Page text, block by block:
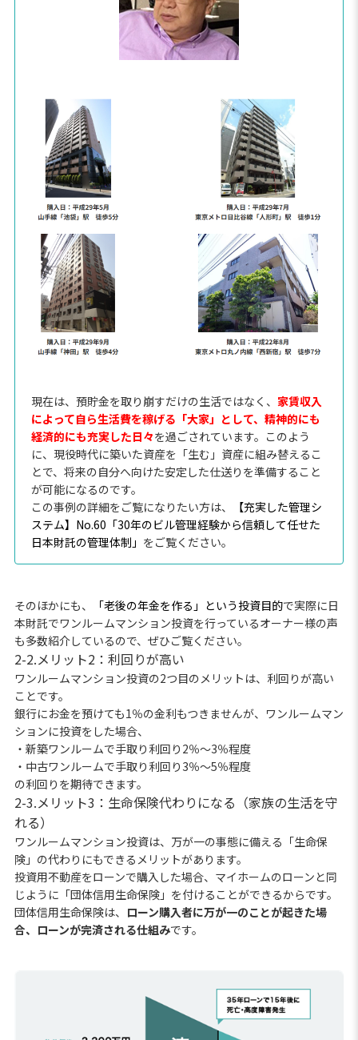
現在は、預貯金を取り崩すだけの生活ではなく、 家賃収入
によって自ら生活費を稼げる「大家」として、精神的にも
経済的にも充実した日々を過ごされています。このよう
に、現役時代に築いた資産を「生む」資産に組み替えるこ
とで、将来の自分へ向けた安定した仕送りを準備すること
が可能になるのです。
この事例の詳細をご覧になりたい方は、
【充実した管理シ
ステム】No.60「30年のビル管理経験から信頼して任せた
日本財託の管理体制」 をご覧ください。
そのほかにも、 「老後の年金を作る」という投資目的で実際に日
本財託でワンルームマンション投資を行っているオーナー様の声
も多数紹介しているので、ぜひご覧ください。
2-2.メリット2：利回りが高い
ワンルームマンション投資の2つ目のメリットは、利回りが高い
ことです。
銀行にお金を預けても1％の金利もつきませんが、ワンルームマン
ションに投資をした場合、
・新築ワンルームで手取り利回り2％～3％程度
・中古ワンルームで手取り利回り3％～5％程度
の利回りを期待できます。
2-3.メリット3：生命保険代わりになる（家族の生活を守
れる）
ワンルームマンション投資は、万が一の事態に備える「生命保
険」の代わりにもできるメリットがあります。
投資用不動産をローンで購入した場合、マイホームのローンと同
じように「団体信用生命保険」を付けることができるからです。
団体信用生命保険は、 ローン購入者に万が一のことが起きた場
合、ローンが完済される仕組みです。